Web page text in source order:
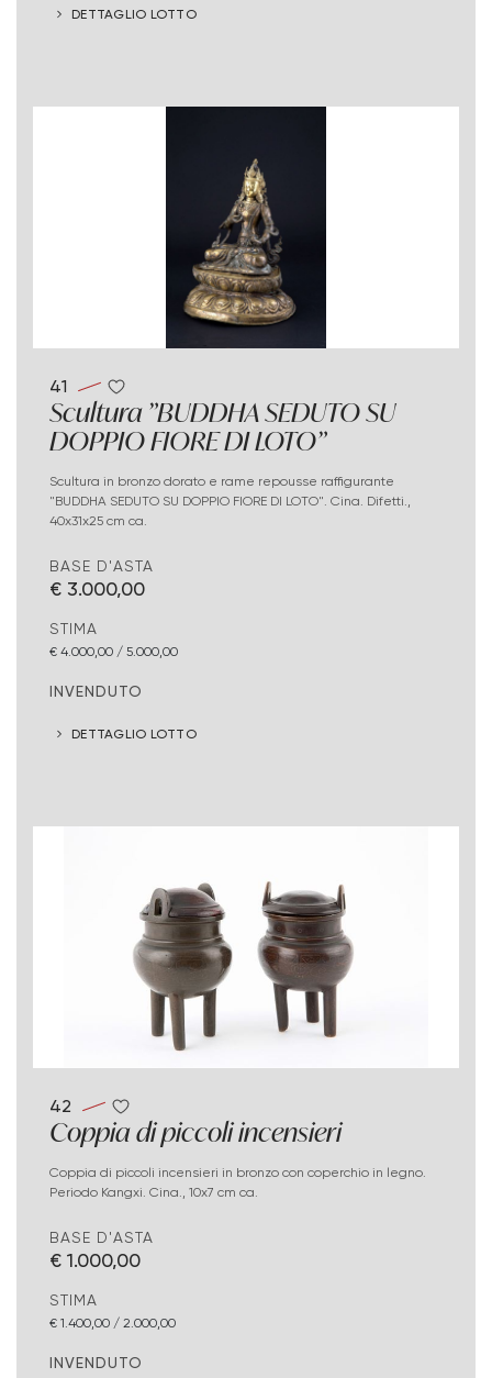
DETTAGLIO LOTTO
41
Scultura "BUDDHA SEDUTO SU
DOPPIO FIORE DI LOTO"
Scultura in bronzo dorato e rame repousse raffigurante
"BUDDHA SEDUTO SU DOPPIO FIORE DI LOTO". Cina. Difetti.,
40x31x25 cm ca.
BASE D'ASTA
€ 3.000,00
STIMA
€ 4.000,00 / 5.000,00
INVENDUTO
DETTAGLIO LOTTO
42
Coppia di piccoli incensieri
Coppia di piccoli incensieri in bronzo con coperchio in legno.
Periodo Kangxi. Cina., 10x7 cm ca.
BASE D'ASTA
€ 1.000,00
STIMA
€ 1.400,00 / 2.000,00
INVENDUTO